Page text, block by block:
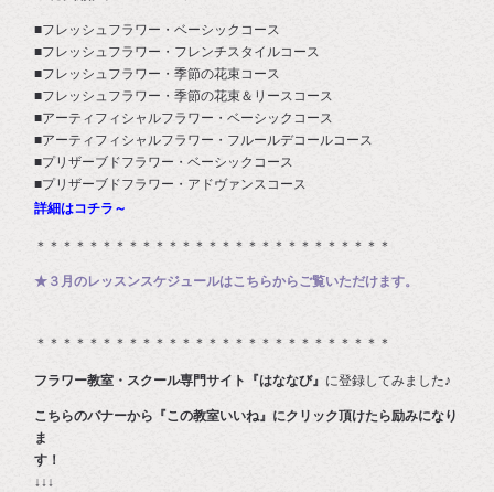
■フレッシュフラワー・ベーシックコース
■フレッシュフラワー・フレンチスタイルコース
■フレッシュフラワー・季節の花束コース
■フレッシュフラワー・季節の花束＆リースコース
■アーティフィシャルフラワー・ベーシックコース
■アーティフィシャルフラワー・フルールデコールコース
■プリザーブドフラワー・ベーシックコース
■プリザーブドフラワー・アドヴァンスコース
詳細はコチラ～
＊＊＊＊＊＊＊＊＊＊＊＊＊＊＊＊＊＊＊＊＊＊＊＊＊＊＊
★３月のレッスンスケジュールはこちらからご覧いただけます。
＊＊＊＊＊＊＊＊＊＊＊＊＊＊＊＊＊＊＊＊＊＊＊＊＊＊＊
フラワー教室・スクール専門サイト『はななび』 に登録してみました♪
こちらのバナーから『この教室いいね』にクリック頂けたら励みになり
ま
す
↓↓↓